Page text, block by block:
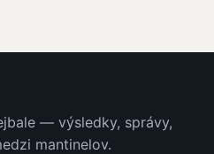
— výsledky, správy,
mantinelov.